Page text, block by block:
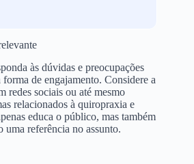
às dúvidas e preocupações
de engajamento. Considere a
redes sociais ou até mesmo
relacionados à quiropraxia e
educa o público, mas também
referência no assunto.